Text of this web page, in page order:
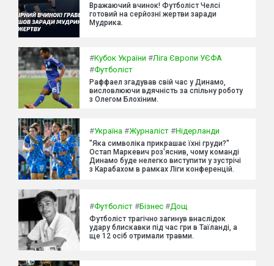
Вражаючий вчинок! Футболіст Челсі
готовий на серйозні жертви заради
Мудрика.
#Кубок України #Ліга Європи УЄФА
#Футболіст
Раффаел згадував свій час у Динамо,
висловлюючи вдячність за спільну роботу
з Олегом Блохіним.
#Україна #Журналіст #Нідерланди
"Яка символіка прикрашає їхні груди?"
Остап Маркевич роз'яснив, чому команді
Динамо буде нелегко виступити у зустрічі
з Карабахом в рамках Ліги конференцій.
#Футболіст #Бізнес #Дощ
Футболіст трагічно загинув внаслідок
удару блискавки під час гри в Таїланді, а
ще 12 осіб отримали травми.